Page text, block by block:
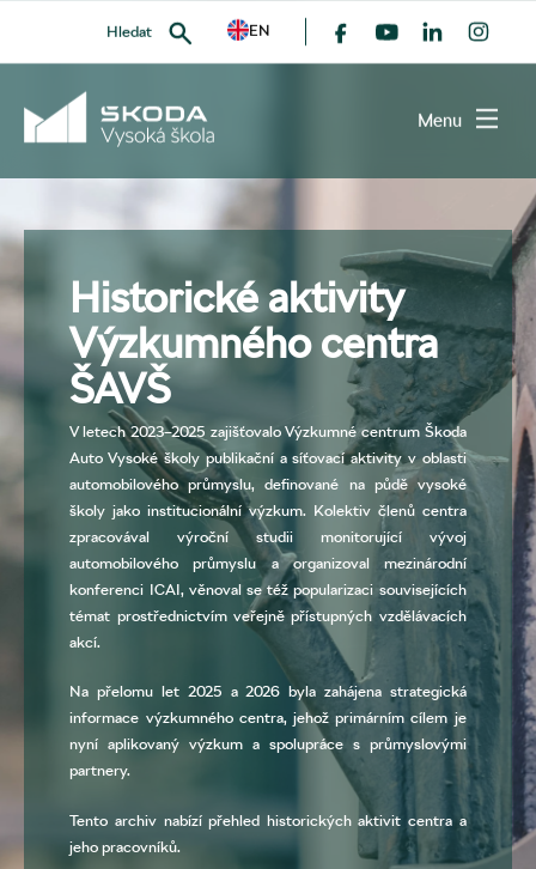
Hledat
VYHLEDAT
EN
Menu
Historické aktivity
Výzkumného centra
ŠAVŠ
V letech 2023–2025 zajišťovalo Výzkumné centrum Škoda
Auto Vysoké školy publikační a síťovací aktivity v oblasti
automobilového průmyslu, definované na půdě vysoké
školy jako institucionální výzkum. Kolektiv členů centra
zpracovával výroční studii monitorující vývoj
automobilového průmyslu a organizoval mezinárodní
konferenci ICAI, věnoval se též popularizaci souvisejících
témat prostřednictvím veřejně přístupných vzdělávacích
akcí.
Na přelomu let 2025 a 2026 byla zahájena strategická
informace výzkumného centra, jehož primárním cílem je
nyní aplikovaný výzkum a spolupráce s průmyslovými
partnery.
Tento archiv nabízí přehled historických aktivit centra a
jeho pracovníků.